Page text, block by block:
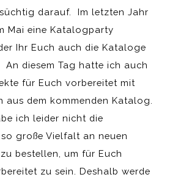
darauf. Im letzten Jahr
Mai eine Katalogparty
Ihr Euch auch die Kataloge
diesem Tag hatte ich auch
für Euch vorbereitet mit
aus dem kommenden Katalog.
ich leider nicht die
große Vielfalt an neuen
bestellen, um für Euch
zu sein. Deshalb werde